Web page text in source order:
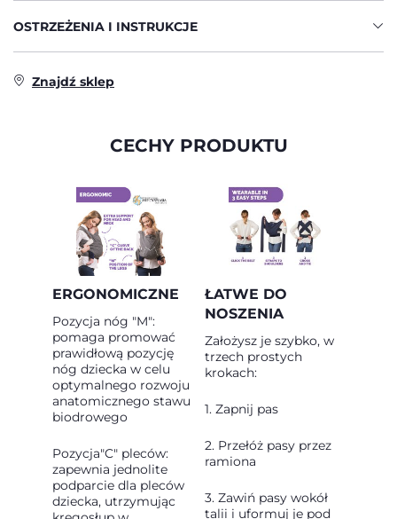
OSTRZEŻENIA I INSTRUKCJE
Znajdź sklep
CECHY PRODUKTU
ERGONOMICZNE
Pozycja nóg "M":
pomaga promować
prawidłową pozycję
nóg dziecka w celu
optymalnego rozwoju
anatomicznego stawu
biodrowego
Pozycja"C" pleców:
zapewnia jednolite
podparcie dla pleców
dziecka, utrzymując
ŁATWE DO
NOSZENIA
Założysz je szybko, w
trzech prostych
krokach:
1. Zapnij pas
2. Przełóż pasy przez
ramiona
3. Zawiń pasy wokół
talii i uformuj je pod